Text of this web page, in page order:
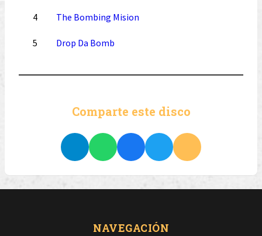
4 The Bombing Mision
5 Drop Da Bomb
Comparte este disco
NAVEGACIÓN